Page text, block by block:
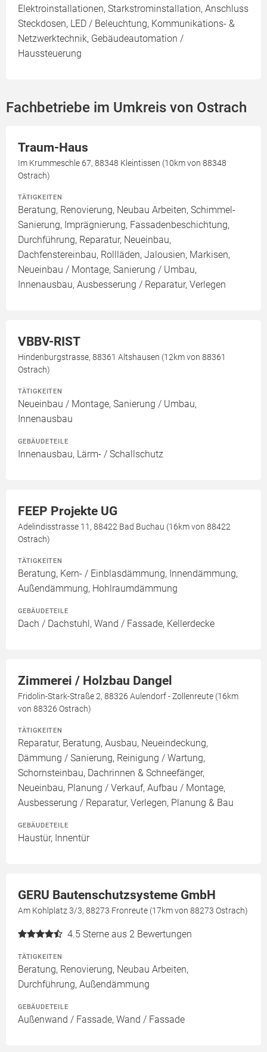
Elektroinstallationen, Starkstrominstallation, Anschluss
Steckdosen, LED / Beleuchtung, Kommunikations- &
Netzwerktechnik, Gebäudeautomation /
Haussteuerung
Fachbetriebe im Umkreis von Ostrach
Traum-Haus
Im Krummeschle 67, 88348 Kleintissen (10km von 88348
Ostrach)
TÄTIGKEITEN
Beratung, Renovierung, Neubau Arbeiten, Schimmel-
Sanierung, Imprägnierung, Fassadenbeschichtung,
Durchführung, Reparatur, Neueinbau,
Dachfenstereinbau, Rollläden, Jalousien, Markisen,
Neueinbau / Montage, Sanierung / Umbau,
Innenausbau, Ausbesserung / Reparatur, Verlegen
VBBV-RIST
Hindenburgstrasse, 88361 Altshausen (12km von 88361
Ostrach)
TÄTIGKEITEN
Neueinbau / Montage, Sanierung / Umbau,
Innenausbau
GEBÄUDETEILE
Innenausbau, Lärm- / Schallschutz
FEEP Projekte UG
Adelindisstrasse 11, 88422 Bad Buchau (16km von 88422
Ostrach)
TÄTIGKEITEN
Beratung, Kern- / Einblasdämmung, Innendämmung,
Außendämmung, Hohlraumdämmung
GEBÄUDETEILE
Dach / Dachstuhl, Wand / Fassade, Kellerdecke
Zimmerei / Holzbau Dangel
Fridolin-Stark-Straße 2, 88326 Aulendorf - Zollenreute (16km
von 88326 Ostrach)
TÄTIGKEITEN
Reparatur, Beratung, Ausbau, Neueindeckung,
Dämmung / Sanierung, Reinigung / Wartung,
Schornsteinbau, Dachrinnen & Schneefänger,
Neueinbau, Planung / Verkauf, Aufbau / Montage,
Ausbesserung / Reparatur, Verlegen, Planung & Bau
GEBÄUDETEILE
Haustür, Innentür
GERU Bautenschutzsysteme GmbH
Am Kohlplatz 3/3, 88273 Fronreute (17km von 88273 Ostrach)
4.5 Sterne aus 2 Bewertungen
TÄTIGKEITEN
Beratung, Renovierung, Neubau Arbeiten,
Durchführung, Außendämmung
GEBÄUDETEILE
Außenwand / Fassade, Wand / Fassade